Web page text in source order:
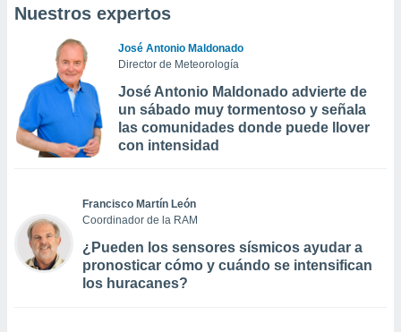
Nuestros expertos
José Antonio Maldonado
Director de Meteorología
José Antonio Maldonado advierte de
un sábado muy tormentoso y señala
las comunidades donde puede llover
con intensidad
Francisco Martín León
Coordinador de la RAM
¿Pueden los sensores sísmicos ayudar a
pronosticar cómo y cuándo se intensifican
los huracanes?